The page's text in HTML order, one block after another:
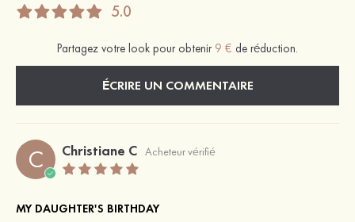
5.0
Partagez votre look pour obtenir 9 € de réduction.
ÉCRIRE UN COMMENTAIRE
C Christiane C Acheteur vérifié
MY DAUGHTER'S BIRTHDAY